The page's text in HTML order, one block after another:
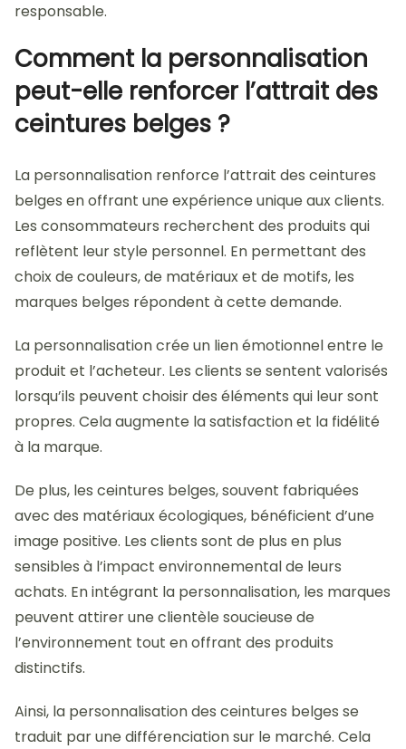
responsable.
Comment la personnalisation
peut-elle renforcer l’attrait des
ceintures belges ?
La personnalisation renforce l’attrait des ceintures
belges en offrant une expérience unique aux clients.
Les consommateurs recherchent des produits qui
reflètent leur style personnel. En permettant des
choix de couleurs, de matériaux et de motifs, les
marques belges répondent à cette demande.
La personnalisation crée un lien émotionnel entre le
produit et l’acheteur. Les clients se sentent valorisés
lorsqu’ils peuvent choisir des éléments qui leur sont
propres. Cela augmente la satisfaction et la fidélité
à la marque.
De plus, les ceintures belges, souvent fabriquées
avec des matériaux écologiques, bénéficient d’une
image positive. Les clients sont de plus en plus
sensibles à l’impact environnemental de leurs
achats. En intégrant la personnalisation, les marques
peuvent attirer une clientèle soucieuse de
l’environnement tout en offrant des produits
distinctifs.
Ainsi, la personnalisation des ceintures belges se
traduit par une différenciation sur le marché. Cela